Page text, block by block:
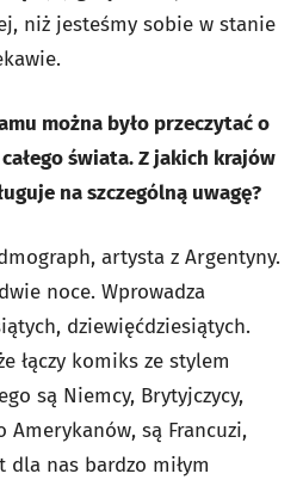
niż jesteśmy sobie w stanie
można było przeczytać o
świata. Z jakich krajów
na szczególną uwagę?
artysta z Argentyny.
noce. Wprowadza
dziewięćdziesiątych.
łączy komiks ze stylem
są Niemcy, Brytyjczycy,
Amerykanów, są Francuzi,
dla nas bardzo miłym